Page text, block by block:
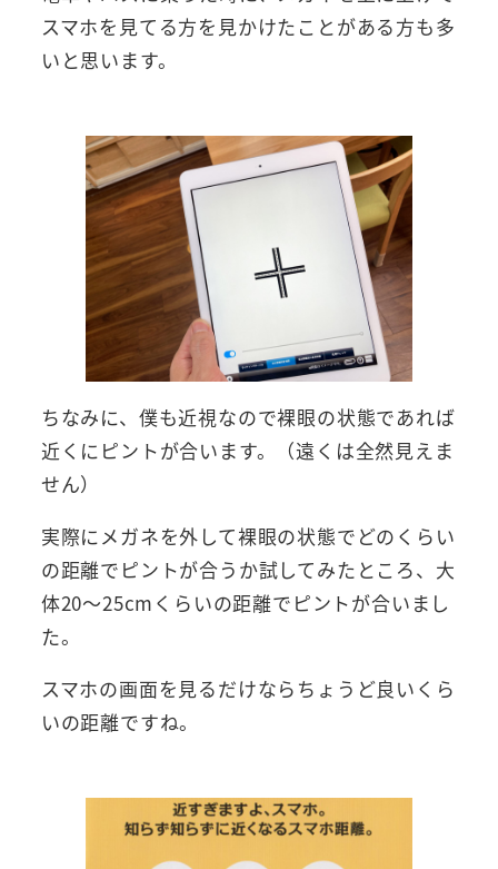
スマホを見てる方を見かけたことがある方も多
いと思います。
ちなみに、僕も近視なので裸眼の状態であれば
近くにピントが合います。（遠くは全然見えま
せん）
実際にメガネを外して裸眼の状態でどのくらい
の距離でピントが合うか試してみたところ、大
体20～25cmくらいの距離でピントが合いまし
た。
スマホの画面を見るだけならちょうど良いくら
いの距離ですね。